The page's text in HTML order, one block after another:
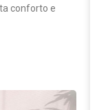
conforto e